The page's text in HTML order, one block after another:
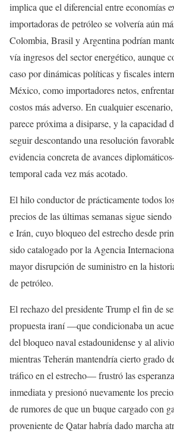
implica que el diferencial entre economías
importadoras de petróleo se volvería aún
Colombia, Brasil y Argentina podrían
vía ingresos del sector energético, aunque
caso por dinámicas políticas y fiscales
México, como importadores netos,
costos más adverso. En cualquier
parece próxima a disiparse, y la capacidad
seguir descontando una resolución
evidencia concreta de avances
temporal cada vez más acotado.
El hilo conductor de prácticamente todos
precios de las últimas semanas sigue
e Irán, cuyo bloqueo del estrecho desde
sido catalogado por la Agencia
mayor disrupción de suministro en la
de petróleo.
El rechazo del presidente Trump el fin de
propuesta iraní —que condicionaba un
del bloqueo naval estadounidense y al
mientras Teherán mantendría cierto grado
tráfico en el estrecho— frustró las
inmediata y presionó nuevamente los
de rumores de que un buque cargado con
proveniente de Qatar habría dado marcha